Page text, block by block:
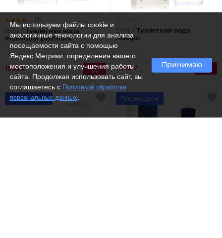
(3)
Dilis / Туалетная вода
Individual platinum
1563 ₽
Dilis / Туалетная вода
Adagio
1449 ₽
Рекомендуем Рекомендуем
Мы используем файлы cookie и
аналогичные технологии для анализа
посещаемости сайта с помощью
Яндекс.Метрики, определения вашего
местоположения и улучшения работы
сайта. Продолжая использовать сайт, вы
соглашаетесь с Политикой обработки
персональных данных
Принимаю